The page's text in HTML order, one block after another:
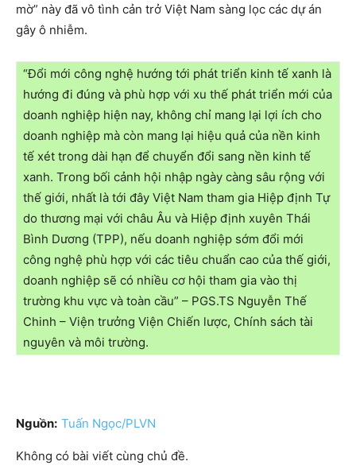
mờ” này đã vô tình cản trở Việt Nam sàng lọc các dự án
gây ô nhiễm.
“Đổi mới công nghệ hướng tới phát triển kinh tế xanh là
hướng đi đúng và phù hợp với xu thế phát triển mới của
doanh nghiệp hiện nay, không chỉ mang lại lợi ích cho
doanh nghiệp mà còn mang lại hiệu quả của nền kinh
tế xét trong dài hạn để chuyển đổi sang nền kinh tế
xanh. Trong bối cảnh hội nhập ngày càng sâu rộng với
thế giới, nhất là tới đây Việt Nam tham gia Hiệp định Tự
do thương mại với châu Âu và Hiệp định xuyên Thái
Bình Dương (TPP), nếu doanh nghiệp sớm đổi mới
công nghệ phù hợp với các tiêu chuẩn cao của thế giới,
doanh nghiệp sẽ có nhiều cơ hội tham gia vào thị
trường khu vực và toàn cầu” – PGS.TS Nguyễn Thế
Chinh – Viện trưởng Viện Chiến lược, Chính sách tài
nguyên và môi trường.
Nguồn: Tuấn Ngọc/PLVN
Không có bài viết cùng chủ đề.